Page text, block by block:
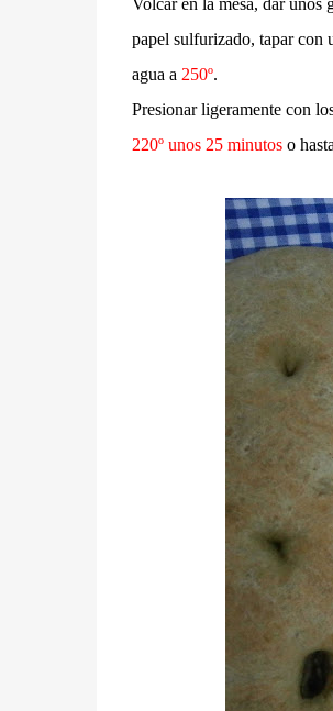
Volcar en la mesa, dar unos
papel sulfurizado, tapar con
agua a 250º.
Presionar ligeramente con
220º unos 25 minutos o